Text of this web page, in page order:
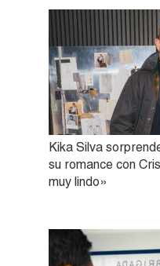
Kika Silva
su romance con
muy lindo»